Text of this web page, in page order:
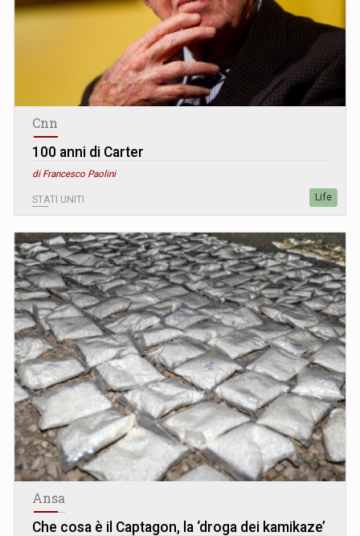
Cnn
100 anni di Carter
di Francesco Paolini
STATI UNITI Life
Ansa
Che cosa è il Captagon, la ‘droga dei kamikaze’